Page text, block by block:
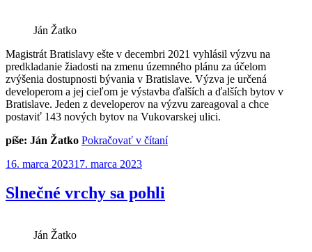
Ján Žatko
Magistrát Bratislavy ešte v decembri 2021 vyhlásil výzvu na
predkladanie žiadosti na zmenu územného plánu za účelom
zvýšenia dostupnosti bývania v Bratislave. Výzva je určená
developerom a jej cieľom je výstavba ďalších a ďalších bytov v
Bratislave. Jeden z developerov na výzvu zareagoval a chce
postaviť 143 nových bytov na Vukovarskej ulici.
píše: Ján Žatko Pokračovať v čítaní„Koľko
Publikované
16. marca 202317. marca 2023
Slnečné vrchy sa pohli
Ján Žatko